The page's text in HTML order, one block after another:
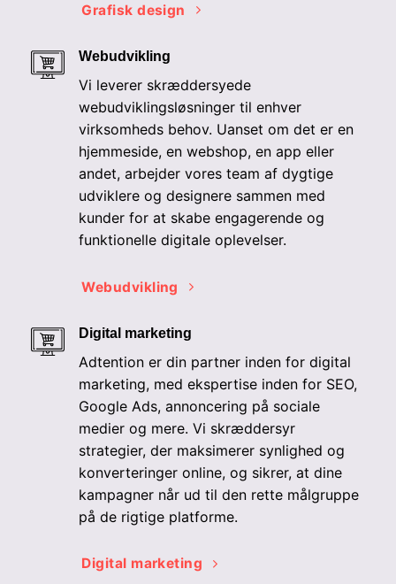
Grafisk design
Webudvikling
Vi leverer skræddersyede
webudviklingsløsninger til enhver
virksomheds behov. Uanset om det er en
hjemmeside, en webshop, en app eller
andet, arbejder vores team af dygtige
udviklere og designere sammen med
kunder for at skabe engagerende og
funktionelle digitale oplevelser.
Webudvikling
Digital marketing
Adtention er din partner inden for digital
marketing, med ekspertise inden for SEO,
Google Ads, annoncering på sociale
medier og mere. Vi skræddersyr
strategier, der maksimerer synlighed og
konverteringer online, og sikrer, at dine
kampagner når ud til den rette målgruppe
på de rigtige platforme.
Digital marketing